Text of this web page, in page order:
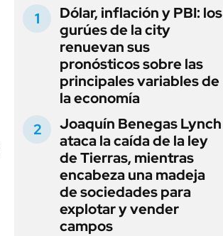
Dólar, inflación y PBI: los
gurúes de la city
renuevan sus
pronósticos sobre las
principales variables de
la economía
Joaquín Benegas Lynch
ataca la caída de la ley
de Tierras, mientras
encabeza una madeja
de sociedades para
explotar y vender
campos